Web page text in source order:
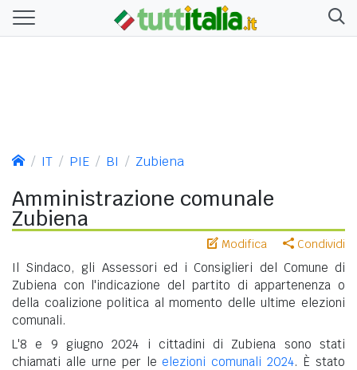
IT PIE BI Zubiena
Amministrazione comunale
Zubiena
Modifica Condividi
Il Sindaco, gli Assessori ed i Consiglieri del Comune di
Zubiena con l'indicazione del partito di appartenenza o
della coalizione politica al momento delle ultime elezioni
comunali.
L'8 e 9 giugno 2024 i cittadini di Zubiena sono stati
chiamati alle urne per le elezioni comunali 2024. È stato